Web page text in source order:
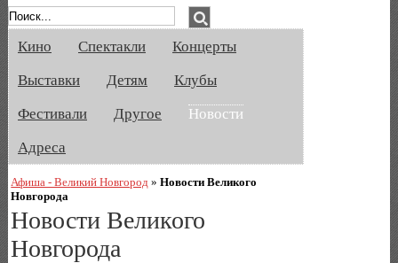
Кино Спектакли
Концерты
Выставки
Детям
Клубы
Фестивали
Другое
Новости
Адреса
Афиша - Великий Новгород »Новости Великого
Новгорода
Новости Великого
Новгорода